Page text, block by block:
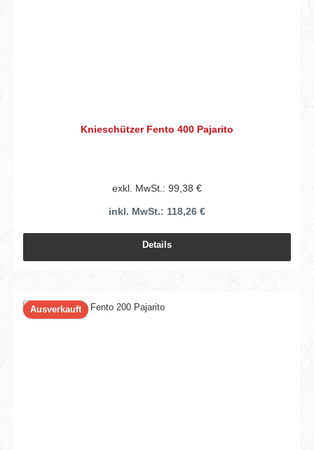
Knieschützer Fento 400 Pajarito
exkl. MwSt.: 99,38 €
inkl. MwSt.: 118,26 €
Details
Ausverkauft